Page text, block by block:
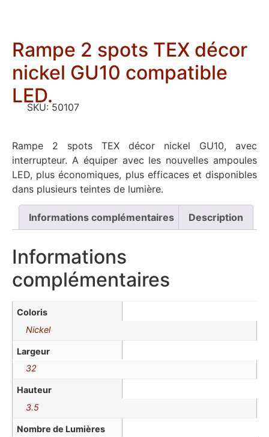
Rampe 2 spots TEX décor
nickel GU10 compatible
LED.
SKU: 50107
Rampe 2 spots TEX décor nickel GU10, avec
interrupteur. A équiper avec les nouvelles ampoules
LED, plus économiques, plus efficaces et disponibles
dans plusieurs teintes de lumière.
Informations complémentaires Description
Informations
complémentaires
Coloris
Nickel
Largeur
32
Hauteur
3.5
Nombre de Lumières